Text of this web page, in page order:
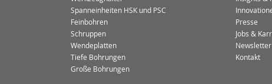
Spanneinheiten HSK und PSC
Feinbohren
Schruppen
Wendeplatten
Tiefe Bohrungen
Große Bohrungen
Presse
Jobs &
Newsletter
Kontakt